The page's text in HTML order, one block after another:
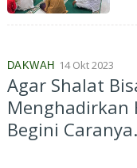
DAKWAH 14 Okt 2023
Agar Shalat
Menghadirkan
Begini